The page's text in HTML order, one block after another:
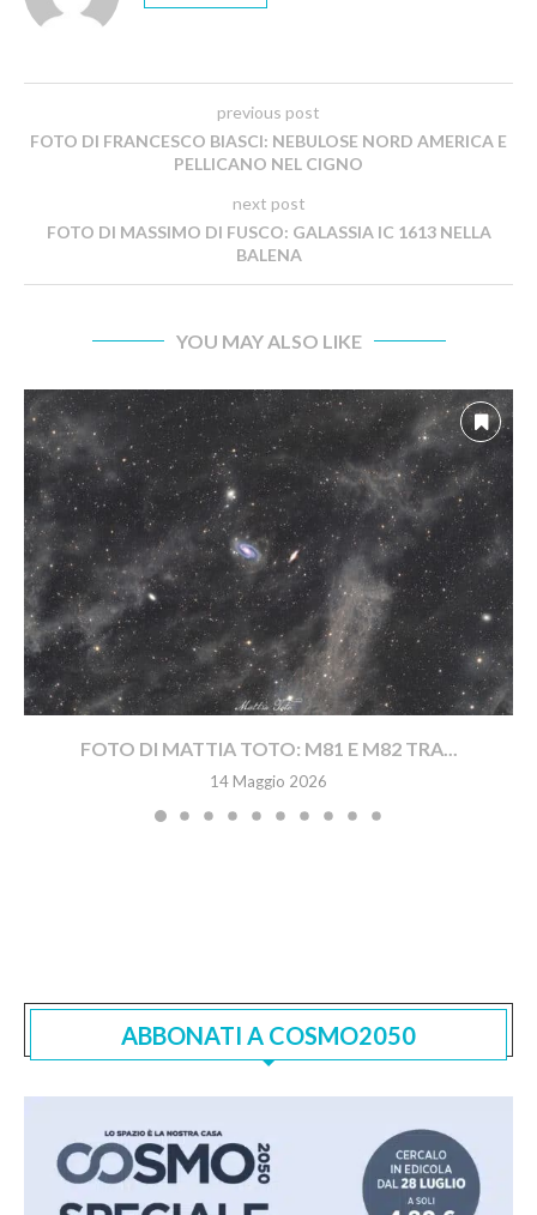
previous post
FOTO DI FRANCESCO BIASCI: NEBULOSE NORD AMERICA E
PELLICANO NEL CIGNO
next post
FOTO DI MASSIMO DI FUSCO: GALASSIA IC 1613 NELLA
BALENA
YOU MAY ALSO LIKE
FOTO DI MATTIA TOTO: M81 E M82 TRA...
14 Maggio 2026
ABBONATI A COSMO2050